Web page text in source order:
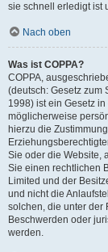
sie schnell erledigt ist
Nach oben
Was ist COPPA?
COPPA,
(deutsch: Gesetz zum
1998) ist ein Gesetz
möglicherweise
hierzu die
Sie oder die Website,
Sie einen rechtlichen
Limited und der
und nicht die
solchen, die unter der
Beschwerden oder
werden.